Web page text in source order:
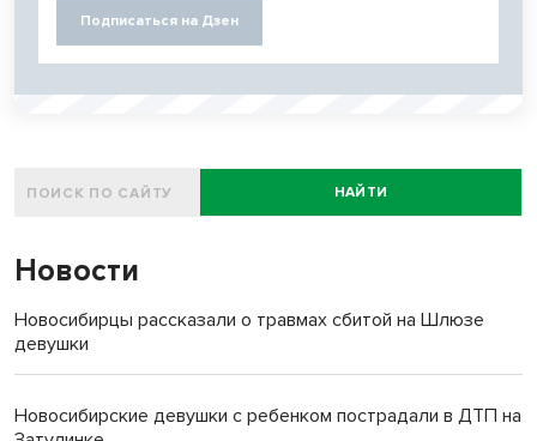
Подписаться на Дзен
НАЙТИ
Новости
Новосибирцы рассказали о травмах сбитой на Шлюзе
девушки
Новосибирские девушки с ребенком пострадали в ДТП на